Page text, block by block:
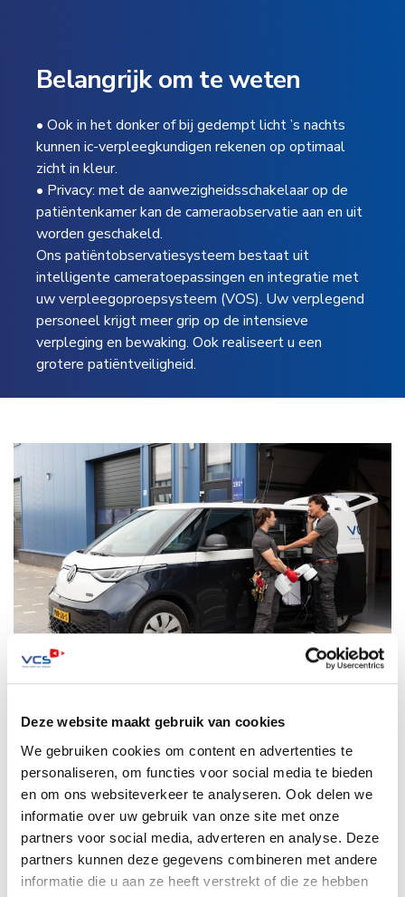
Deze website maakt gebruik van cookies
We gebruiken cookies om content en advertenties te
personaliseren, om functies voor social media te bieden
en om ons websiteverkeer te analyseren. Ook delen we
informatie over uw gebruik van onze site met onze
partners voor social media, adverteren en analyse. Deze
partners kunnen deze gegevens combineren met andere
informatie die u aan ze heeft verstrekt of die ze hebben
Belangrijk om te weten
• Ook in het donker of bij gedempt licht ’s nachts
kunnen ic-verpleegkundigen rekenen op optimaal
zicht in kleur.
• Privacy: met de aanwezigheidsschakelaar op de
patiëntenkamer kan de cameraobservatie aan en uit
worden geschakeld.
Ons patiëntobservatiesysteem bestaat uit
intelligente cameratoepassingen en integratie met
uw verpleegoproepsysteem (VOS). Uw verplegend
personeel krijgt meer grip op de intensieve
verpleging en bewaking. Ook realiseert u een
grotere patiëntveiligheid.
Duurzaamheid
Duurzaamheid is voor ons een integraal onderdeel van onze
strategie. We werken aan circulariteit, we verminderen
onze CO2-uitstoot en ons energieverbruik. Wij brengen
duurzaamheid en social responsibility onder de aandacht
van collega’s, leveranciers en klanten.